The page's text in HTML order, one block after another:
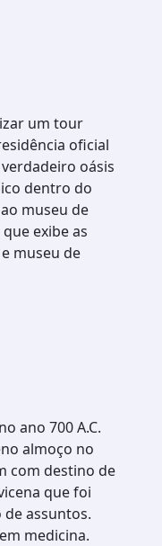
um tour
oficial
oásis
dentro do
museu de
exibe as
museu de
ano 700 A.C.
almoço no
com destino de
que foi
assuntos.
medicina.